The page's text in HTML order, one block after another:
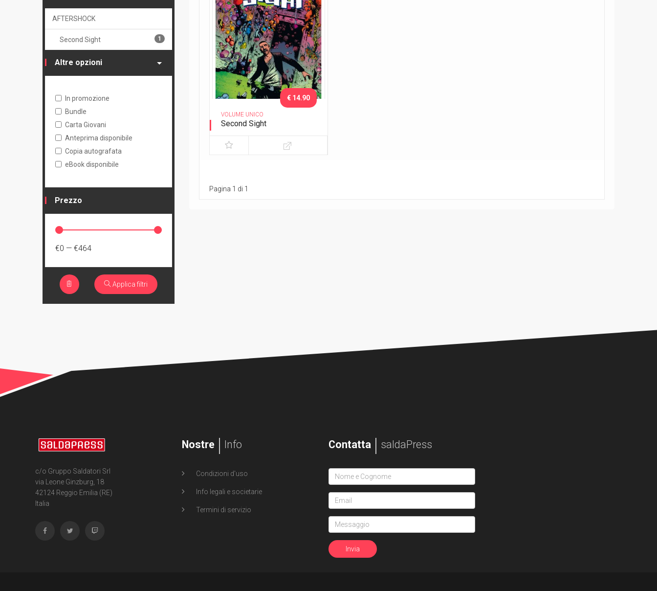
VOLUME UNICO
Second Sight
€ 14.90
Pagina 1 di 1
AFTERSHOCK
Second Sight 1
Altre opzioni
In promozione
Bundle
Carta Giovani
Anteprima disponibile
Copia autografata
eBook disponibile
Prezzo
€0 — €464
Applica filtri
c/o Gruppo Saldatori Srl
via Leone Ginzburg, 18
42124 Reggio Emilia (RE)
Italia
Nostre Info
Condizioni d'uso
Info legali e societarie
Termini di servizio
Contatta saldaPress